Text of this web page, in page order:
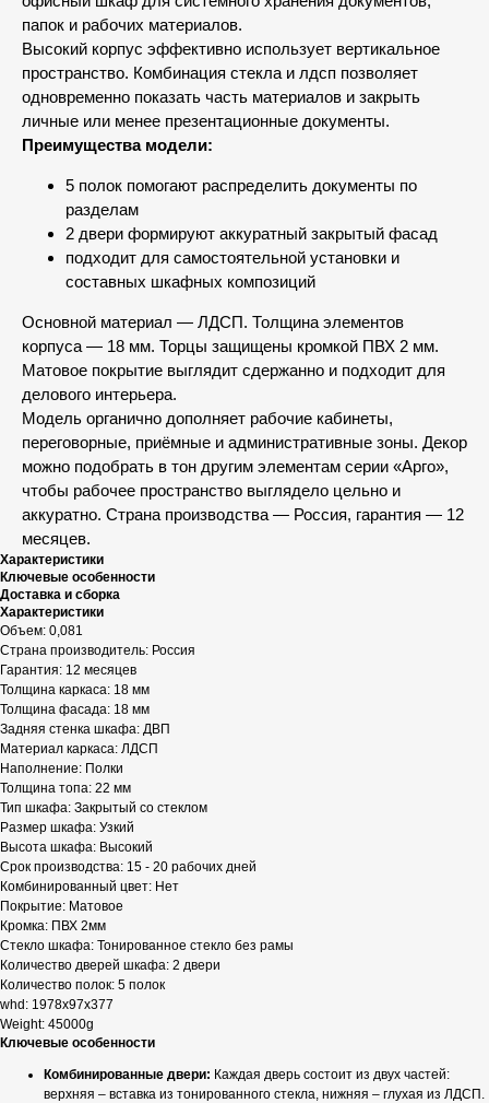
папок и рабочих материалов.
Высокий корпус эффективно использует вертикальное
пространство. Комбинация стекла и лдсп позволяет
одновременно показать часть материалов и закрыть
личные или менее презентационные документы.
Преимущества модели:
5 полок помогают распределить документы по
разделам
2 двери формируют аккуратный закрытый фасад
подходит для самостоятельной установки и
составных шкафных композиций
Основной материал — ЛДСП. Толщина элементов
корпуса — 18 мм. Торцы защищены кромкой ПВХ 2 мм.
Матовое покрытие выглядит сдержанно и подходит для
делового интерьера.
Модель органично дополняет рабочие кабинеты,
переговорные, приёмные и административные зоны. Декор
можно подобрать в тон другим элементам серии «Арго»,
чтобы рабочее пространство выглядело цельно и
аккуратно. Страна производства — Россия, гарантия — 12
месяцев.
Характеристики
Ключевые особенности
Доставка и сборка
Характеристики
Объем: 0,081
Страна производитель: Россия
Гарантия: 12 месяцев
Толщина каркаса: 18 мм
Толщина фасада: 18 мм
Задняя стенка шкафа: ДВП
Материал каркаса: ЛДСП
Наполнение: Полки
Толщина топа: 22 мм
Тип шкафа: Закрытый со стеклом
Размер шкафа: Узкий
Высота шкафа: Высокий
Срок производства: 15 - 20 рабочих дней
Комбинированный цвет: Нет
Покрытие: Матовое
Кромка: ПВХ 2мм
Стекло шкафа: Тонированное стекло без рамы
Количество дверей шкафа: 2 двери
Количество полок: 5 полок
whd: 1978x97x377
Weight: 45000g
Ключевые особенности
Комбинированные двери: Каждая дверь состоит из двух частей:
верхняя – вставка из тонированного стекла, нижняя – глухая из ЛДСП.